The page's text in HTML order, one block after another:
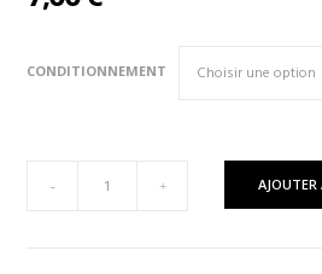
CONDITIONNEMENT
- + AJOUTER